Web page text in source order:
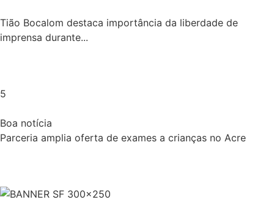
Tião Bocalom destaca importância da liberdade de
imprensa durante...
5
Boa notícia
Parceria amplia oferta de exames a crianças no Acre